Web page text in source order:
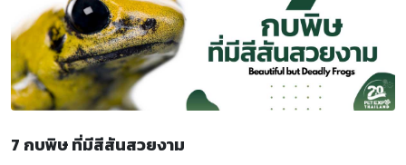
7 กบพิษ ที่มีสีสันสวยงาม